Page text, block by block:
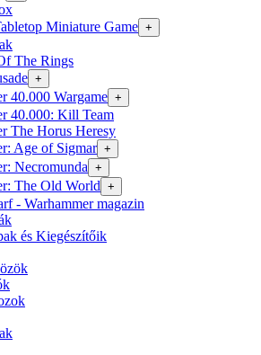
Miniature Game +
The Rings
+
40.000 Wargame +
40.000: Kill Team
The Horus Heresy
Age of Sigmar +
Necromunda +
The Old World +
- Warhammer magazin
és Kiegészítőik